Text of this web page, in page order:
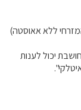
ללא אאוסטה)
יכול לענות